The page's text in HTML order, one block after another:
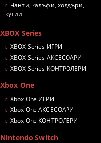
Чанти, калъфи, холдъри,
кутии
XBOX Series
XBOX Series ИГРИ
XBOX Series АКСЕСОАРИ
XBOX Series КОНТРОЛЕРИ
Xbox One
Xbox One ИГРИ
Xbox One АКСЕСОАРИ
Xbox One КОНТРОЛЕРИ
Nintendo Switch